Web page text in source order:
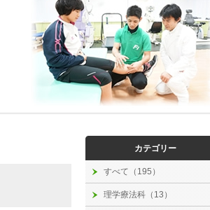
カテゴリー
すべて（195）
理学療法科（13）